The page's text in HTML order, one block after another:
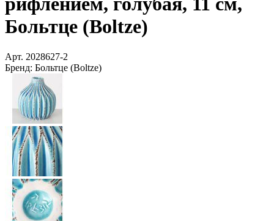
Больтце (Boltze)
Арт. 2028627-2
Бренд: Больтце (Boltze)